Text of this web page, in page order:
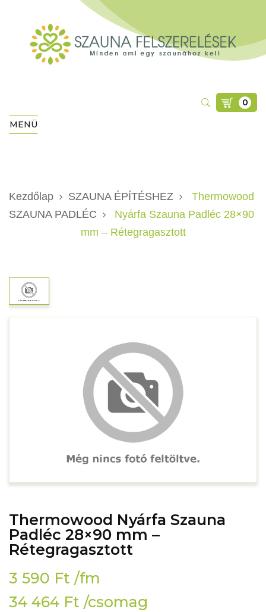
0
MENÜ
Kezdőlap
SZAUNA ÉPÍTÉSHEZ
SZAUNA PADLÉC
Thermowood
Nyárfa Szauna Padléc 28×90
mm – Rétegragasztott
Thermowood Nyárfa Szauna
Padléc 28×90 mm –
Rétegragasztott
3 590 Ft /fm
34 464 Ft /csomag